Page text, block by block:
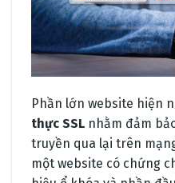
Phần lớn website hiện
thực SSL nhằm đảm
truyền qua lại trên
một website có chứng